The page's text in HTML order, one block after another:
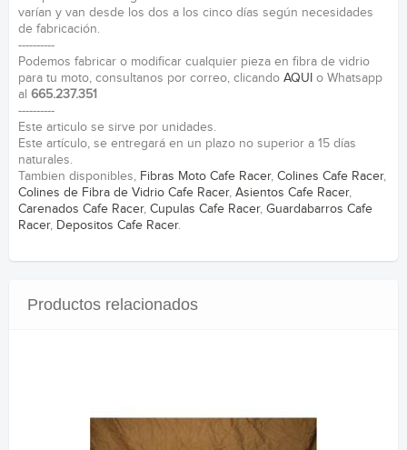
varían y van desde los dos a los cinco días según necesidades
de fabricación.
----------
Podemos fabricar o modificar cualquier pieza en fibra de vidrio
para tu moto, consultanos por correo, clicando AQUI o Whatsapp
al 665.237.351
----------
Este articulo se sirve por unidades.
Este artículo, se entregará en un plazo no superior a 15 días
naturales.
Tambien disponibles, Fibras Moto Cafe Racer, Colines Cafe Racer,
Colines de Fibra de Vidrio Cafe Racer, Asientos Cafe Racer,
Carenados Cafe Racer, Cupulas Cafe Racer, Guardabarros Cafe
Racer, Depositos Cafe Racer.
Productos relacionados